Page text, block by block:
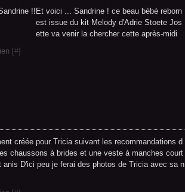
Et voici ... Sandrine ! ce beau bébé reborn
est issue du kit Melody d'Adrie Stoete Jos
ette va venir la chercher cette après-midi
[#]
créée pour Tricia suivant les recommandations d
chaussons à brides et une veste à manches court
D'ici peu je ferai des photos de Tricia avec sa n